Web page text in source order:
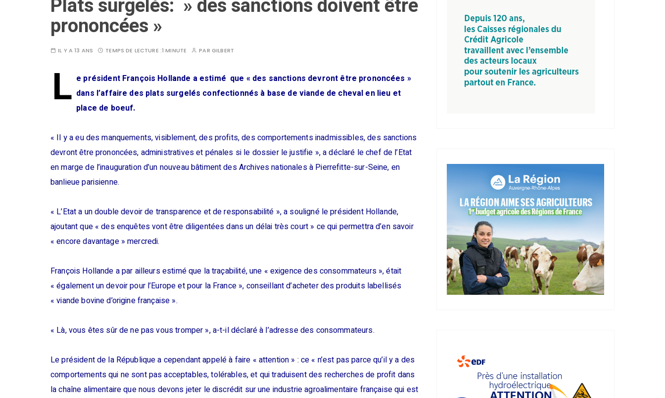
Plats surgelés: » des sanctions doivent être
prononcées »
IL Y A 13 ANS TEMPS DE LECTURE :1 MINUTE PAR GILBERT
L e président François Hollande a estimé que « des sanctions devront être prononcées »
dans l’affaire des plats surgelés confectionnés à base de viande de cheval en lieu et
place de boeuf.
« Il y a eu des manquements, visiblement, des profits, des comportements inadmissibles, des sanctions
devront être prononcées, administratives et pénales si le dossier le justifie », a déclaré le chef de l’Etat
en marge de l’inauguration d’un nouveau bâtiment des Archives nationales à Pierrefitte-sur-Seine, en
banlieue parisienne.
« L’Etat a un double devoir de transparence et de responsabilité », a souligné le président Hollande,
ajoutant que « des enquêtes vont être diligentées dans un délai très court » ce qui permettra d’en savoir
« encore davantage » mercredi.
François Hollande a par ailleurs estimé que la traçabilité, une « exigence des consommateurs », était
« également un devoir pour l’Europe et pour la France », conseillant d’acheter des produits labellisés
« viande bovine d’origine française ».
« Là, vous êtes sûr de ne pas vous tromper », a-t-il déclaré à l’adresse des consommateurs.
Le président de la République a cependant appelé à faire « attention » : ce « n’est pas parce qu’il y a des
comportements qui ne sont pas acceptables, tolérables, et qui traduisent des recherches de profit dans
la chaîne alimentaire que nous devons jeter le discrédit sur une industrie agroalimentaire française qui est